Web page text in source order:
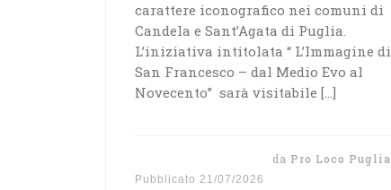
carattere iconografico nei comuni di
Candela e Sant’Agata di Puglia.
L’iniziativa intitolata “ L’Immagine di
San Francesco – dal Medio Evo al
Novecento” sarà visitabile […]
da Pro Loco Puglia
Pubblicato 21/07/2026